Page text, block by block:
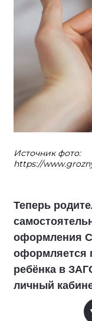
Источник фото:
https://
Теперь
оформления
оформляется
ребёнка в
личный